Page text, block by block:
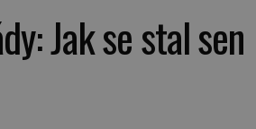
Jak se stal sen